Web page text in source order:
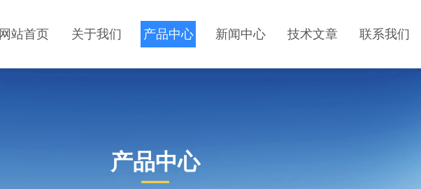
网站首页 关于我们 产品中心 新闻中心 技术文章 联系我们
产品中心